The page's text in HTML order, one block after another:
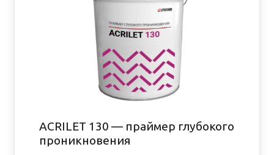
ACRILET 130 — праймер глубокого
проникновения